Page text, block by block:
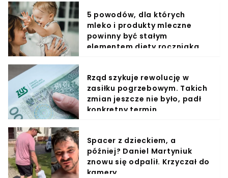
5 powodów, dla których
mleko i produkty mleczne
powinny być stałym
elementem diety roczniaka
Rząd szykuje rewolucję w
zasiłku pogrzebowym. Takich
zmian jeszcze nie było, padł
konkretny termin
Spacer z dzieckiem, a
później? Daniel Martyniuk
znowu się odpalił. Krzyczał do
kamery